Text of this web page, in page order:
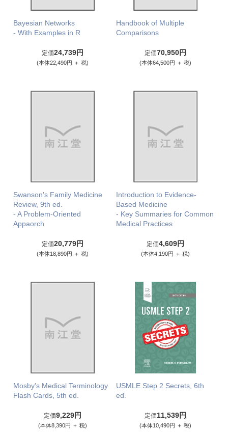
Bayesian Networks
- With Examples in R
定価24,739円
(本体22,490円 ＋ 税)
Handbook of Multiple
Comparisons
定価70,950円
(本体64,500円 ＋ 税)
Swanson's Family Medicine
Review, 9th ed.
- A Problem-Oriented
Appaorch
定価20,779円
(本体18,890円 ＋ 税)
Introduction to Evidence-
Based Medicine
- Key Summaries for Common
Medical Practices
定価4,609円
(本体4,190円 ＋ 税)
Mosby's Medical Terminology
Flash Cards, 5th ed.
定価9,229円
(本体8,390円 ＋ 税)
USMLE Step 2 Secrets, 6th
ed.
定価11,539円
(本体10,490円 ＋ 税)